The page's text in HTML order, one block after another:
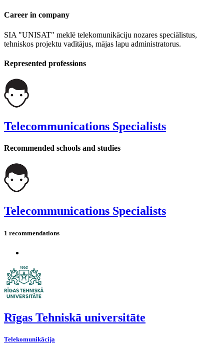
Career in company
SIA "UNISAT" meklē telekomunikāciju nozares speciālistus,
tehniskos projektu vadītājus, mājas lapu administratorus.
Represented professions
Telecommunications Specialists
Recommended schools and studies
Telecommunications Specialists
1 recommendations
Rīgas Tehniskā universitāte
Telekomunikācija